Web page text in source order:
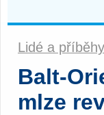
Lidé a příběhy
Balt-
mlze